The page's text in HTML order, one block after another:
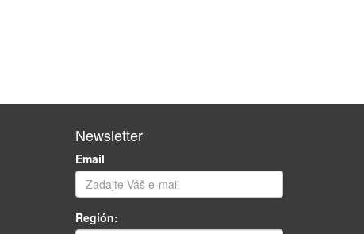
Newsletter
Email
Región: